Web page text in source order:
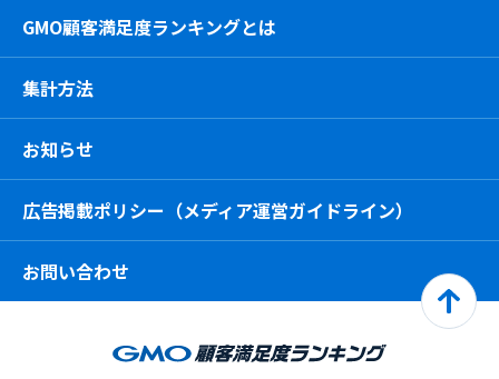
GMO顧客満足度ランキングとは
集計方法
お知らせ
広告掲載ポリシー（メディア運営ガイドライン）
お問い合わせ